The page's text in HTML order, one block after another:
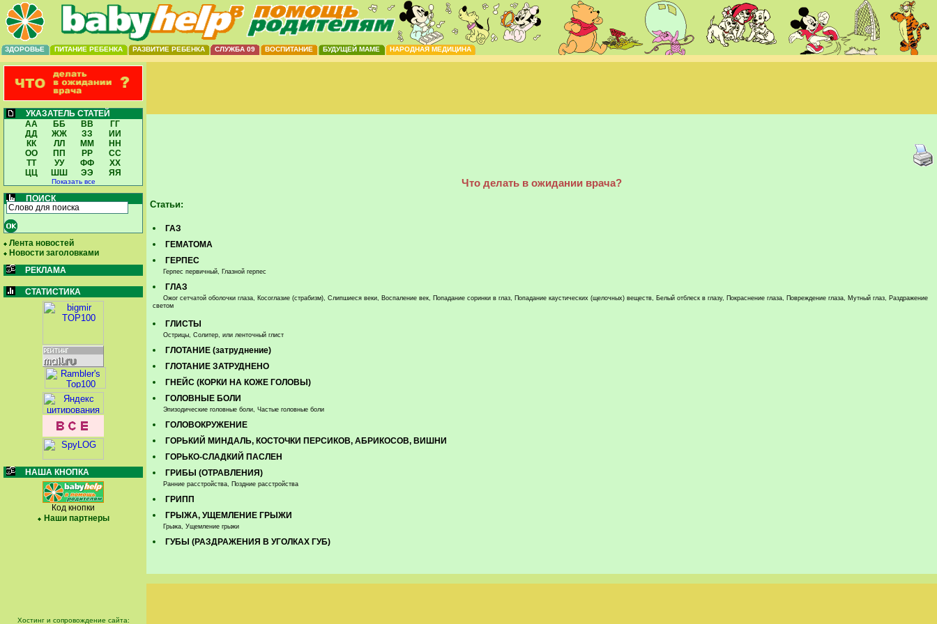
ЗДОРОВЬЕ ПИТАНИЕ РЕБЕНКА РАЗВИТИЕ РЕБЕНКА СЛУЖБА 09 ВОСПИТАНИЕ БУДУЩЕЙ МАМЕ НАРОДНАЯ МЕДИЦИНА
УКАЗАТЕЛЬ СТАТЕЙ
АА
ББ ВВ
ГГ
ДД
ЖЖ ЗЗ
ИИ
КК
ЛЛ ММ
НН
ОО
ПП РР
СС
ТТ
УУ ФФ
ХХ
ЦЦ
ШШ ЭЭ ЯЯ
Показать все
ПОИСК
Лента новостей
Новости заголовками
РЕКЛАМА
СТАТИСТИКА
НАША КНОПКА
Код кнопки
Наши партнеры
Что делать в ожидании врача?
Статьи:
ГАЗ
ГЕМАТОМА
ГЕРПЕС
Герпес первичный, Глазной герпес
ГЛАЗ
Ожог сетчатой оболочки глаза, Косоглазие (страбизм), Слипшиеся веки, Воспаление век, Попадание соринки в глаз, Попадание каустических (щелочных) веществ, Белый отблеск в глазу, Покраснение глаза, Повреждение глаза, Мутный глаз, Раздражение
светом
ГЛИСТЫ
Острицы, Солитер, или ленточный глист
ГЛОТАНИЕ (затруднение)
ГЛОТАНИЕ ЗАТРУДНЕНО
ГНЕЙС (КОРКИ НА КОЖЕ ГОЛОВЫ)
ГОЛОВНЫЕ БОЛИ
Эпизодические головные боли, Частые головные боли
ГОЛОВОКРУЖЕНИЕ
ГОРЬКИЙ МИНДАЛЬ, КОСТОЧКИ ПЕРСИКОВ, АБРИКОСОВ, ВИШНИ
ГОРЬКО-СЛАДКИЙ ПАСЛЕН
ГРИБЫ (ОТРАВЛЕНИЯ)
Ранние расстройства, Поздние расстройства
ГРИПП
ГРЫЖА, УЩЕМЛЕНИЕ ГРЫЖИ
Грыжа, Ущемление грыжи
ГУБЫ (РАЗДРАЖЕНИЯ В УГОЛКАХ ГУБ)
Хостинг и сопровождение сайта: